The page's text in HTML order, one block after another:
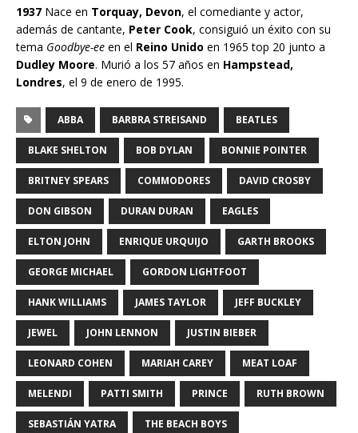
1937 Nace en Torquay, Devon, el comediante y actor,
además de cantante, Peter Cook, consiguió un éxito con su
tema Goodbye-ee en el Reino Unido en 1965 top 20 junto a
Dudley Moore. Murió a los 57 años en Hampstead,
Londres, el 9 de enero de 1995.
ABBA BARBRA STREISAND BEATLES
BLAKE SHELTON BOB DYLAN BONNIE POINTER
BRITNEY SPEARS COMMODORES DAVID CROSBY
DON GIBSON DURAN DURAN EAGLES
ELTON JOHN ENRIQUE URQUIJO GARTH BROOKS
GEORGE MICHAEL GORDON LIGHTFOOT
HANK WILLIAMS JAMES TAYLOR JEFF BUCKLEY
JEWEL JOHN LENNON JUSTIN BIEBER
LEONARD COHEN MARIAH CAREY MEAT LOAF
MELENDI PATTI SMITH PRINCE RUTH BROWN
SEBASTIÁN YATRA THE BEACH BOYS